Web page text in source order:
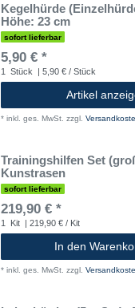
Kegelhürde
Höhe: 23 cm
sofort lieferbar
5,90 € *
1 Stück | 5,90 € / Stück
Artikel
* inkl. ges. MwSt. zzgl.
Trainingshilfen Set
Kunstrasen
sofort lieferbar
219,90 € *
1 Kit | 219,90 € / Kit
In den
* inkl. ges. MwSt. zzgl.